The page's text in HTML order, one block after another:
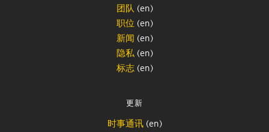
团队 (en)
职位 (en)
新闻 (en)
隐私 (en)
标志 (en)
更新
时事通讯 (en)